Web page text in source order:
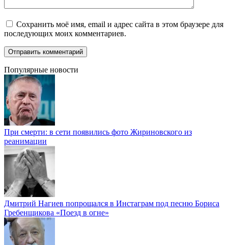
Сохранить моё имя, email и адрес сайта в этом браузере для
последующих моих комментариев.
Популярные новости
При смерти: в сети появились фото Жириновского из
реанимации
Дмитрий Нагиев попрощался в Инстаграм под песню Бориса
Гребенщикова «Поезд в огне»